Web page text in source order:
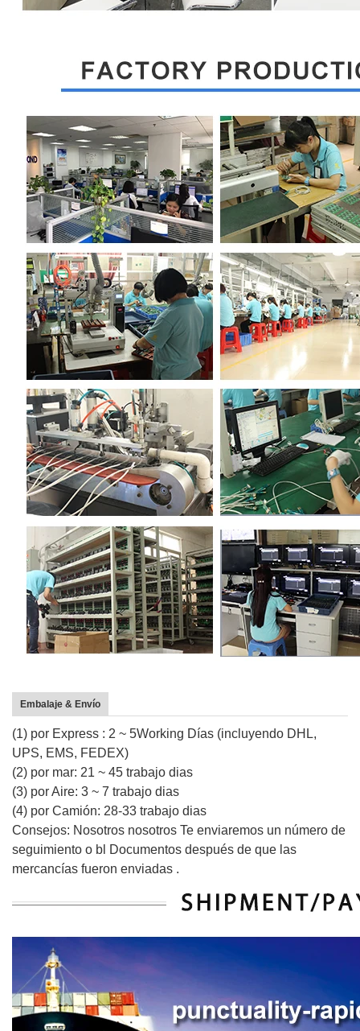
Embalaje & Envío
(1) por Express : 2 ~ 5Working Días (incluyendo DHL,
UPS, EMS, FEDEX)
(2) por mar: 21 ~ 45 trabajo dias
(3) por Aire: 3 ~ 7 trabajo dias
(4) por Camión: 28-33 trabajo dias
Consejos: Nosotros nosotros Te enviaremos un número de
seguimiento o bl Documentos después de que las
mercancías fueron enviadas .